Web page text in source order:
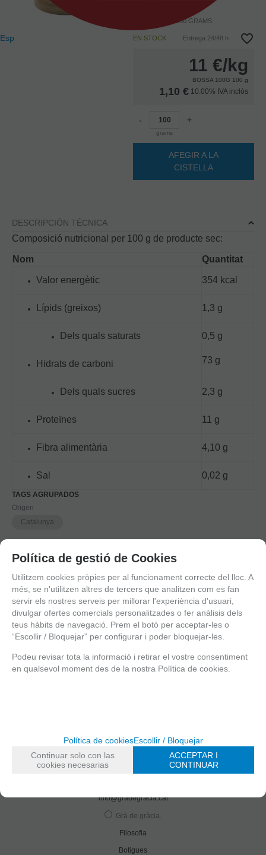
Esp
BOSSA 100G: 100 GRAMS
EN STOCK Entrega 24/48 h
11 €/kg
BOSSA 100G 100 g
1,10 € 10.00% IVA inclòs
-
grams
+
AFEGIR A LA
CISTELLA
DESCRIPCIÓN TÉCNICA
Composició nutricional per 100 g de producte sec:
Nom Quantitat
Valor energètic 354 kcal
Lípids (greixos) 1,3 g
Dels quals saturats 0,5 g
Hidrats de carboni 73 g
Dels quals sucres 2,3 g
Proteïnes 11 g
Fibra alimentària 4,10 g
Sal 0,02 g
TAGS AGRUPADOS
Origen
Catalunya
Sol·licitar més info
Recomanar
Valorar
Facebook
Instagram
Pl. Bonanova, 6
info@gradegracia.cat
info@gradegracia.cat
Grà de gràcia
Filosofia
Botigues
Política de gestió de Cookies
Utilitzem cookies pròpies per al funcionament correcte del lloc. A
més, se n'utilitzen altres de tercers que analitzen com es fan
servir els nostres serveis per millorar l'experiència d'usuari,
divulgar ofertes comercials personalitzades o fer anàlisis dels
teus hàbits de navegació. Prem el botó per acceptar-les o
“Escollir / Bloquejar” per configurar i poder bloquejar-les.
Podeu revisar tota la informació i retirar el vostre consentiment
en qualsevol moment des de la nostra Política de cookies.
Política de cookiesEscollir / Bloquejar
Continuar solo con las
cookies necesarias
ACCEPTAR I
CONTINUAR